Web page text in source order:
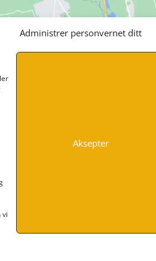
Administrer personvernet ditt
vi
Aksepter
INFORMASJON